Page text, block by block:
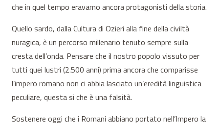
che in quel tempo eravamo ancora protagonisti della storia.
Quello sardo, dalla Cultura di Ozieri alla fine della civiltà
nuragica, è un percorso millenario tenuto sempre sulla
cresta dell’onda. Pensare che il nostro popolo vissuto per
tutti quei lustri (2.500 anni) prima ancora che comparisse
l’impero romano non ci abbia lasciato un’eredità linguistica
peculiare, questa si che è una falsità.
Sostenere oggi che i Romani abbiano portato nell’Impero la